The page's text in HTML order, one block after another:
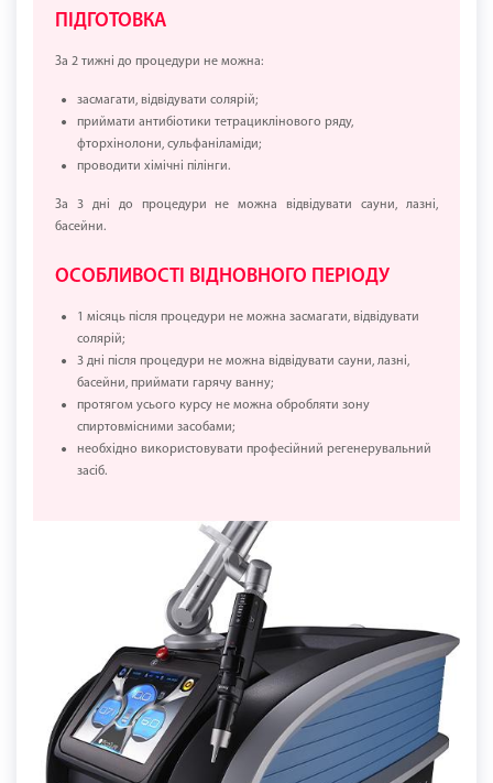
ПІДГОТОВКА
За 2 тижні до процедури не можна:
засмагати, відвідувати солярій;
приймати антибіотики тетрациклінового ряду,
фторхінолони, сульфаніламіди;
проводити хімічні пілінги.
За 3 дні до процедури не можна відвідувати сауни, лазні,
басейни.
ОСОБЛИВОСТІ ВІДНОВНОГО ПЕРІОДУ
1 місяць після процедури не можна засмагати, відвідувати
солярій;
3 дні після процедури не можна відвідувати сауни, лазні,
басейни, приймати гарячу ванну;
протягом усього курсу не можна обробляти зону
спиртовмісними засобами;
необхідно використовувати професійний регенерувальний
засіб.